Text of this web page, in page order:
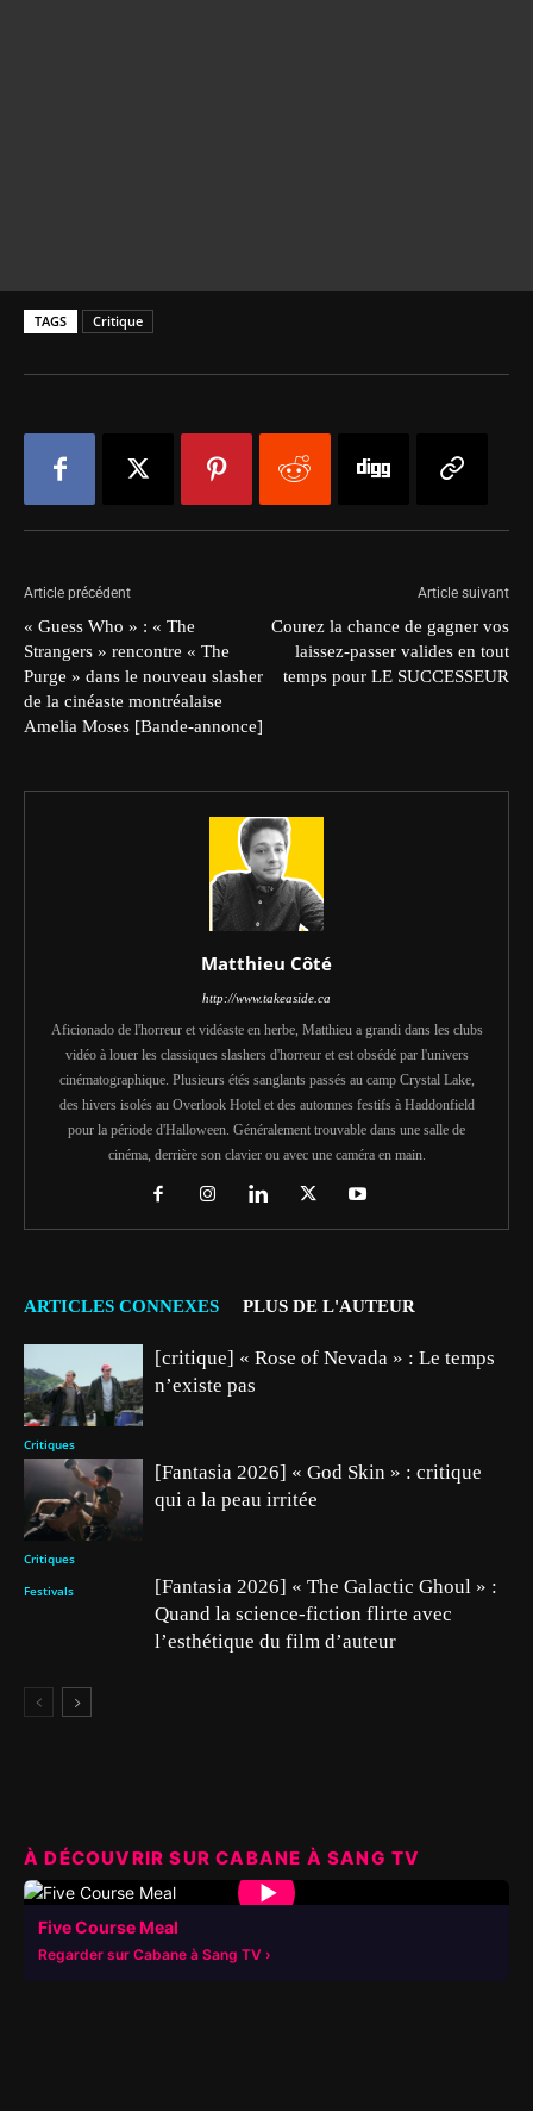
TAGS Critique
Article précédent
« Guess Who » : « The
Strangers » rencontre « The
Purge » dans le nouveau slasher
de la cinéaste montréalaise
Amelia Moses [Bande-annonce]
Article suivant
Courez la chance de gagner vos
laissez-passer valides en tout
temps pour LE SUCCESSEUR
Matthieu Côté
http://www.takeaside.ca
Aficionado de l'horreur et vidéaste en herbe, Matthieu a grandi dans les clubs
vidéo à louer les classiques slashers d'horreur et est obsédé par l'univers
cinématographique. Plusieurs étés sanglants passés au camp Crystal Lake,
des hivers isolés au Overlook Hotel et des automnes festifs à Haddonfield
pour la période d'Halloween. Généralement trouvable dans une salle de
cinéma, derrière son clavier ou avec une caméra en main.
ARTICLES CONNEXES PLUS DE L'AUTEUR
Critiques
[critique] « Rose of Nevada » : Le temps
n’existe pas
Critiques
[Fantasia 2026] « God Skin » : critique
qui a la peau irritée
Festivals
[Fantasia 2026] « The Galactic Ghoul » :
Quand la science-fiction flirte avec
l’esthétique du film d’auteur
À DÉCOUVRIR SUR CABANE À SANG TV
▶
Five Course Meal
Regarder sur Cabane à Sang TV